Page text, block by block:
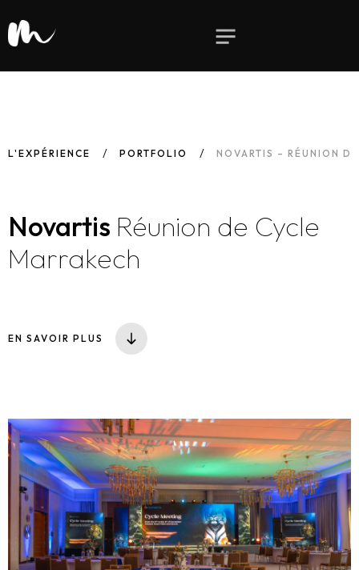
L'EXPÉRIENCE PORTFOLIO NOVARTIS – RÉUNION
Novartis Réunion de Cycle
Marrakech
EN SAVOIR PLUS